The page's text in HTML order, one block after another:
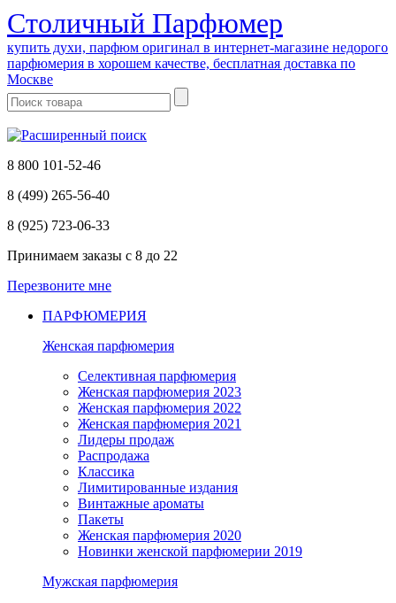
Cтоличный Парфюмер
купить духи, парфюм оригинал в интернет-магазине недорого
парфюмерия в хорошем качестве, бесплатная доставка по
Москве
8 800 101-52-46
8 (499) 265-56-40
8 (925) 723-06-33
Принимаем заказы с 8 до 22
Перезвоните мне
ПАРФЮМЕРИЯ
Женская парфюмерия
Селективная парфюмерия
Женская парфюмерия 2023
Женская парфюмерия 2022
Женская парфюмерия 2021
Лидеры продаж
Распродажа
Классика
Лимитированные издания
Винтажные ароматы
Пакеты
Женская парфюмерия 2020
Новинки женской парфюмерии 2019
Мужская парфюмерия